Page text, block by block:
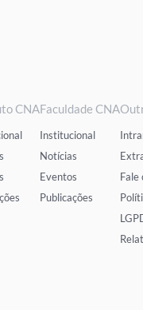
CNAFaculdade CNA
Institucional
Notícias
Eventos
Publicações
Fale